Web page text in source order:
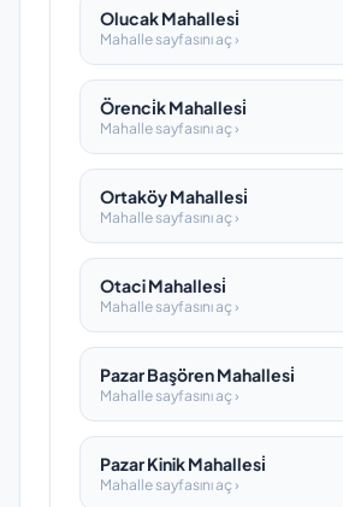
Olucak Mahallesi̇
Mahalle sayfasını aç ›
Örenci̇k Mahallesi̇
Mahalle sayfasını aç ›
Ortaköy Mahallesi̇
Mahalle sayfasını aç ›
Otaci Mahallesi̇
Mahalle sayfasını aç ›
Pazar Başören Mahallesi̇
Mahalle sayfasını aç ›
Pazar Kinik Mahallesi̇
Mahalle sayfasını aç ›